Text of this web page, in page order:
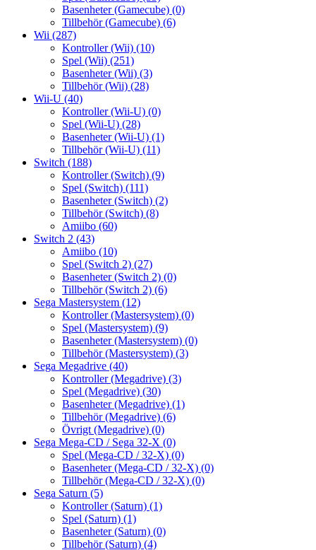
Basenheter (Gamecube) (0)
Tillbehör (Gamecube) (6)
Wii (287)
Kontroller (Wii) (10)
Spel (Wii) (251)
Basenheter (Wii) (3)
Tillbehör (Wii) (28)
Wii-U (40)
Kontroller (Wii-U) (0)
Spel (Wii-U) (28)
Basenheter (Wii-U) (1)
Tillbehör (Wii-U) (11)
Switch (188)
Kontroller (Switch) (9)
Spel (Switch) (111)
Basenheter (Switch) (2)
Tillbehör (Switch) (8)
Amiibo (60)
Switch 2 (43)
Amiibo (10)
Spel (Switch 2) (27)
Basenheter (Switch 2) (0)
Tillbehör (Switch 2) (6)
Sega Mastersystem (12)
Kontroller (Mastersystem) (0)
Spel (Mastersystem) (9)
Basenheter (Mastersystem) (0)
Tillbehör (Mastersystem) (3)
Sega Megadrive (40)
Kontroller (Megadrive) (3)
Spel (Megadrive) (30)
Basenheter (Megadrive) (1)
Tillbehör (Megadrive) (6)
Övrigt (Megadrive) (0)
Sega Mega-CD / Sega 32-X (0)
Spel (Mega-CD / 32-X) (0)
Basenheter (Mega-CD / 32-X) (0)
Tillbehör (Mega-CD / 32-X) (0)
Sega Saturn (5)
Kontroller (Saturn) (1)
Spel (Saturn) (1)
Basenheter (Saturn) (0)
Tillbehör (Saturn) (4)